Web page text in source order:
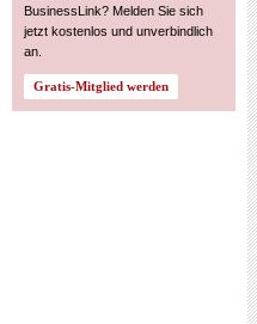
BusinessLink? Melden Sie sich
jetzt kostenlos und unverbindlich
an.